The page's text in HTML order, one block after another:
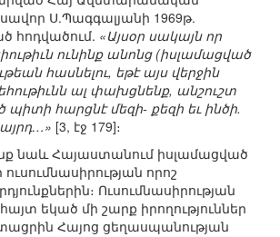
Ս.Պագգալյանի 1969թ.
հոդվածում. «Այսօր սակայն որ
ունինք անոնց (իսլամացված
հասնելու, եթէ այս վերջին
ալ փախցնենք, անշուշտ
պիտի հարցնէ մեզի- քեզի եւ ինծի.
[3, էջ 179]։
նաև Հայաստանում իսլամացված
որոշ
Ուսումնասիրության
եկած մի շարք իրողություններ
Հայոց ցեղասպանության